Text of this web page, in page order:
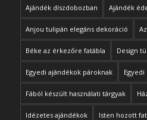
Ajándék díszdobozban Ajándék
Anjou tulipán elegáns dekoráció
Béke az érkezőre fatábla Design
Egyedi ajándékok pároknak Egyedi
Fából készült használati tárgyak
Idézetes ajándékok Isten hozott